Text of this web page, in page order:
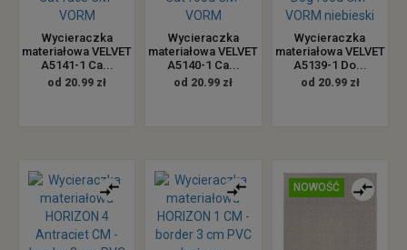
Wycieraczka
materiałowa VELVET
A5141-1 Ca...
od 20.99 zł
Wycieraczka
materiałowa VELVET
A5140-1 Ca...
od 20.99 zł
Wycieraczka
materiałowa VELVET
A5139-1 Do...
od 20.99 zł
NOWOŚĆ